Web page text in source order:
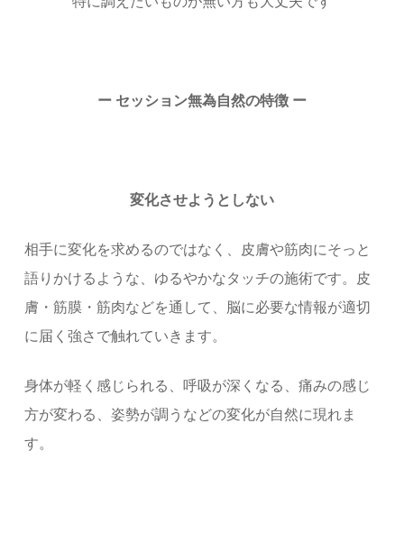
ー セッション無為自然の特徴 ー
変化させようとしない
相手に変化を求めるのではなく、皮膚や筋肉にそっと
語りかけるような、ゆるやかなタッチの施術です。皮
膚・筋膜・筋肉などを通して、脳に必要な情報が適切
に届く強さで触れていきます。
身体が軽く感じられる、呼吸が深くなる、痛みの感じ
方が変わる、姿勢が調うなどの変化が自然に現れま
す。